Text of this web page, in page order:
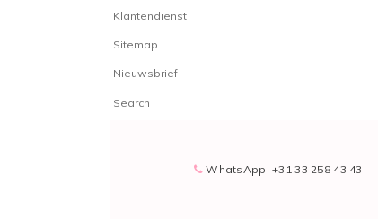
Klantendienst
Sitemap
Nieuwsbrief
Search
WhatsApp: +31 33 258 43 43